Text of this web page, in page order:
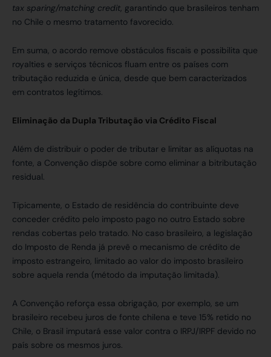
tax sparing/matching credit, garantindo que brasileiros tenham
no Chile o mesmo tratamento favorecido.
Em suma, o acordo remove obstáculos fiscais e possibilita que
royalties e serviços técnicos fluam entre os países com
tributação reduzida e única, desde que bem caracterizados
em contratos legítimos.
Eliminação da Dupla Tributação via Crédito Fiscal
Além de distribuir o poder de tributar e limitar as alíquotas na
fonte, a Convenção dispõe sobre como eliminar a bitributação
residual.
Tipicamente, o Estado de residência do contribuinte deve
conceder crédito pelo imposto pago no outro Estado sobre
rendas cobertas pelo tratado. No caso brasileiro, a legislação
do Imposto de Renda já prevê o mecanismo de crédito de
imposto estrangeiro, limitado ao valor do imposto brasileiro
sobre aquela renda (método da imputação limitada).
A Convenção reforça essa obrigação, por exemplo, se um
brasileiro recebeu juros de fonte chilena e teve 15% retido no
Chile, o Brasil imputará esse valor contra o IRPJ/IRPF devido no
país sobre os mesmos juros.